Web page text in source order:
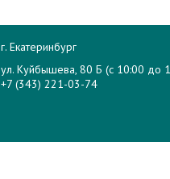
г. Екатеринбург
ул. Куйбышева, 80 Б (с 10:00 до
+7 (343) 221-03-74